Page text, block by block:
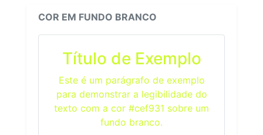
COR EM FUNDO BRANCO
Título de Exemplo
Este é um parágrafo de exemplo
para demonstrar a legibilidade do
texto com a cor #cef931 sobre um
fundo branco.